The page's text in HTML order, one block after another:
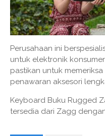
Perusahaan ini
untuk elektronik
pastikan untuk
penawaran aksesori
Keyboard Buku Rugged
tersedia dari Zagg